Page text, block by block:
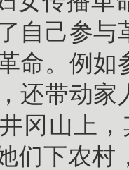
自己参与
命。例如
还带动
冈山上
们下农